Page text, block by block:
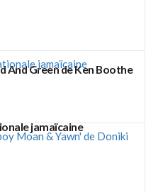
And Green de Ken Boothe
jamaïcaine